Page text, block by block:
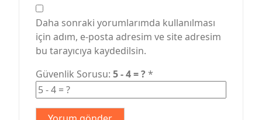
Daha sonraki yorumlarımda kullanılması
için adım, e-posta adresim ve site adresim
bu tarayıcıya kaydedilsin.
Güvenlik Sorusu: 5 - 4 = ?*